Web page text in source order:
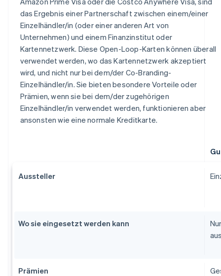
das Ergebnis einer Partnerschaft zwischen einem/einer
Einzelhändler/in (oder einer anderen Art von
Unternehmen) und einem Finanzinstitut oder
Kartennetzwerk. Diese Open-Loop-Karten können überall
verwendet werden, wo das Kartennetzwerk akzeptiert
wird, und nicht nur bei dem/der Co-Branding-
Einzelhändler/in. Sie bieten besondere Vorteile oder
Prämien, wenn sie bei dem/der zugehörigen
Einzelhändler/in verwendet werden, funktionieren aber
ansonsten wie eine normale Kreditkarte.
Aussteller
Wo sie eingesetzt werden kann
Prämien